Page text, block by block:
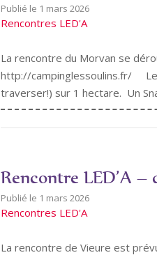
19
avril
à
la
Taillade
(47-
Casteljaloux)"
1 mars 2026
Rencontres LED'A
La rencontre du Morvan se
http://campinglessoulins.fr/ Le
traverser!) sur 1 hectare. Un
Rencontre LED’A
1 mars 2026
Rencontres LED'A
La rencontre de Vieure est